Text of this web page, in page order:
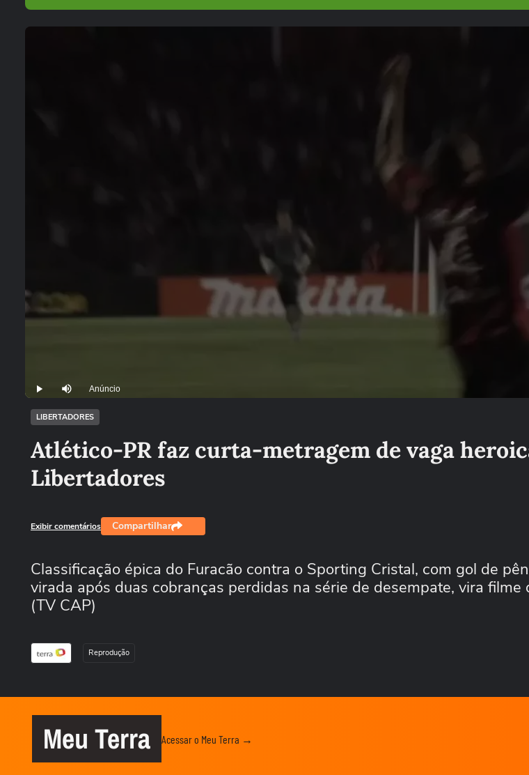
Play Mutar Anúncio
LIBERTADORES
Atlético-PR faz curta-metragem de vaga
Libertadores
Exibir comentários Compartilhar
Classificação épica do Furacão contra o Sporting Cristal, com gol de
virada após duas cobranças perdidas na série de desempate, vira filme
(TV CAP)
Reprodução
Meu Terra Acessar o Meu Terra →